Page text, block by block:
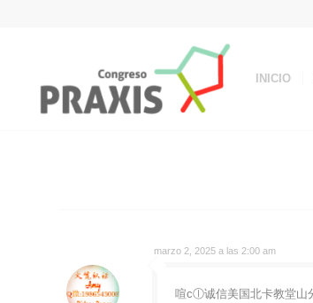
INICIO
marzo 2, 2025 a las 2:00 am
喧cⓛ诚信美国北卡教堂山